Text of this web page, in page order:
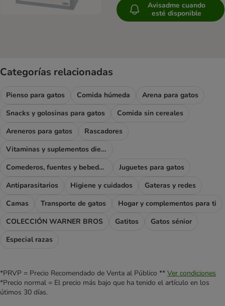
Avisadme cuando
esté disponible
Categorías relacionadas
Pienso para gatos Comida húmeda
Arena para gatos
Snacks y golosinas para gatos
Comida sin cereales
Areneros para gatos
Rascadores
Vitaminas y suplementos dietéticos
Comederos, fuentes y bebederos
Juguetes para gatos
Antiparasitarios
Higiene y cuidados
Gateras y redes
Camas
Transporte de gatos
Hogar y complementos para ti
COLECCIÓN WARNER BROS
Gatitos
Gatos sénior
Especial razas
*PRVP = Precio Recomendado de Venta al Público ** Ver condiciones
*Precio normal = El precio más bajo que ha tenido el artículo en los
útimos 30 días.